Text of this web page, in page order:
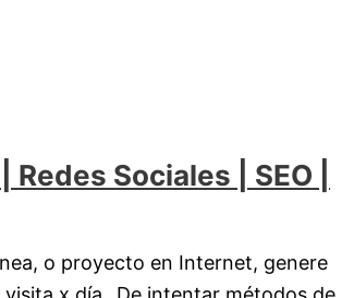
Sociales | SEO |
o proyecto en Internet, genere